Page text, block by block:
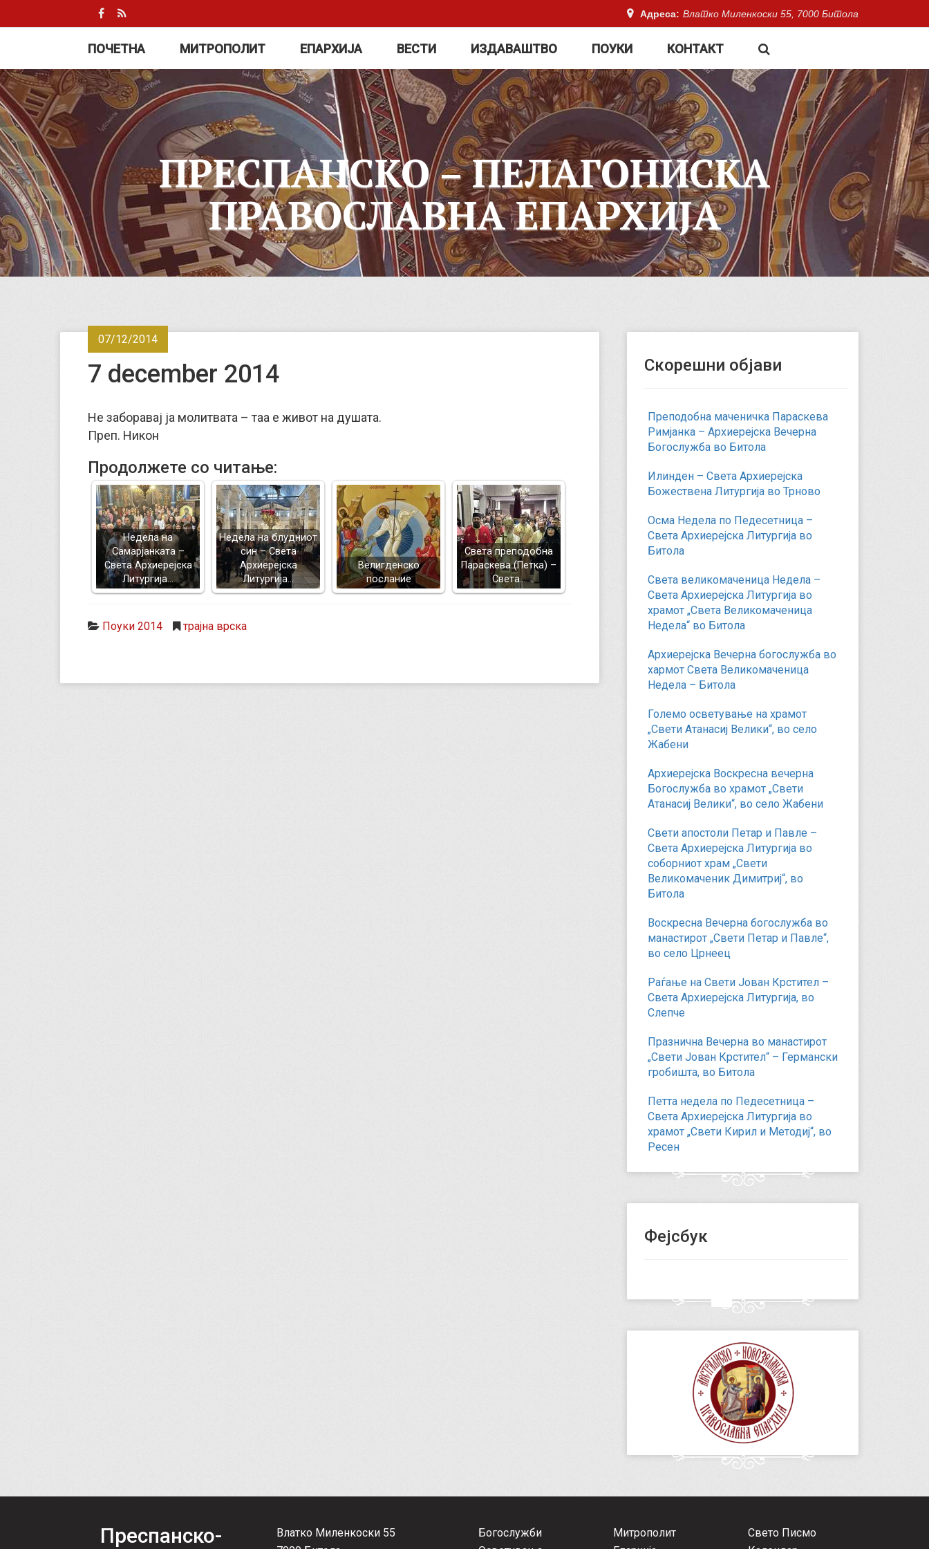
Адреса: Влатко Миленкоски 55, 7000 Битола
ПОЧЕТНА МИТРОПОЛИТ ЕПАРХИЈА ВЕСТИ ИЗДАВАШТВО ПОУКИ КОНТАКТ
ПРЕСПАНСКО – ПЕЛАГОНИСКА
ПРАВОСЛАВНА ЕПАРХИЈА
07/12/2014
7 december 2014
Не заборавај ја молитвата – таа е живот на душата.
Преп. Никон
Продолжете со читање:
Недела на
Самарјанката –
Света Архиерејска
Литургија…
Недела на блудниот
син – Света
Архиерејска
Литургија…
Велигденско
послание
Света преподобна
Параскева (Петка) –
Света…
Поуки 2014 трајна врска
Скорешни објави
Преподобна маченичка Параскева
Римјанка – Архиерејска Вечерна
Богослужба во Битола
Илинден – Света Архиерејска
Божествена Литургија во Трново
Осма Недела по Педесетница –
Света Архиерејска Литургија во
Битола
Света великомаченица Недела –
Света Архиерејска Литургија во
храмот „Света Великомаченица
Недела“ во Битола
Архиерејска Вечерна богослужба во
хармот Света Великомаченица
Недела – Битола
Големо осветување на храмот
„Свети Атанасиј Велики“, во село
Жабени
Архиерејска Воскресна вечерна
Богослужба во храмот „Свети
Атанасиј Велики“, во село Жабени
Свети апостоли Петар и Павле –
Света Архиерејска Литургија во
соборниот храм „Свети
Великомаченик Димитриј“, во
Битола
Воскресна Вечерна богослужба во
манастирот „Свети Петар и Павле“,
во село Црнеец
Раѓање на Свети Јован Крстител –
Света Архиерејска Литургија, во
Слепче
Празнична Вечерна во манастирот
„Свети Јован Крстител“ – Германски
гробишта, во Битола
Петта недела по Педесетница –
Света Архиерејска Литургија во
храмот „Свети Кирил и Методиј“, во
Ресен
Фејсбук
Преспанско-
Влатко Миленкоски 55
Богослужби
Митрополит
Свето Писмо